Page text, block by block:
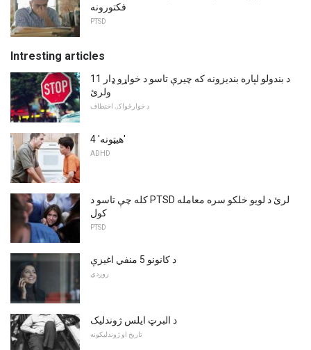
فکتورونه
PTSD
Intresting articles
11 د بندولو لپاره بندیزونه که چیرې تاسو د خواړو ډار
ولرئ
د خوارځواکۍ اختطاف
4 'هیټونه'
ADHD
کله چې تاسو د PTSD لرئ د لویو خلکو سره معامله
کول
PTSD
د کانونو 5 منفي اغیزې
روږدي
د البرټ ایلس ژوندلیک
تاریخ او ژوندلیکونه